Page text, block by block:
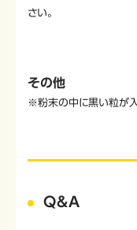
さい。
その他
※粉末の中に黒い粒が入
Q&A